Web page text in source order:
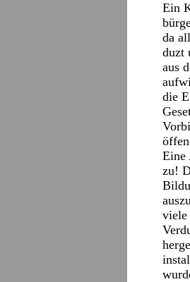
Ein
da
duzt
aus
die
Eine
zu!
viele